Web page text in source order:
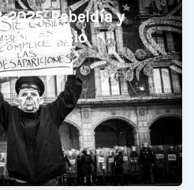
2025: Rebeldía y
al silencio